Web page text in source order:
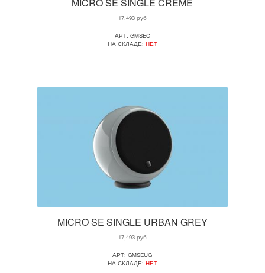
17,493руб
АРТ: GMSEC
НА СКЛАДЕ: НЕТ
MICRO SE SINGLE URBAN GREY
17,493руб
АРТ: GMSEUG
НА СКЛАДЕ: НЕТ